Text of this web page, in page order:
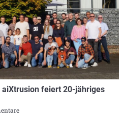
feiert 20-jähriges